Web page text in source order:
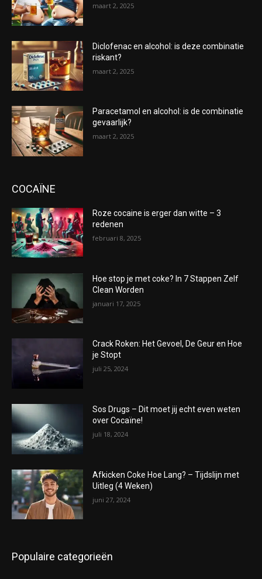
maart 2, 2025
Diclofenac en alcohol: is deze combinatie
riskant?
maart 2, 2025
Paracetamol en alcohol: is de combinatie
gevaarlijk?
maart 2, 2025
COCAÏNE
Roze cocaine is erger dan witte – 3
redenen
februari 8, 2025
Hoe stop je met coke? In 7 Stappen Zelf
Clean Worden
januari 17, 2025
Crack Roken: Het Gevoel, De Geur en Hoe
je Stopt
juli 25, 2024
Sos Drugs – Dit moet jij echt even weten
over Cocaïne!
juli 18, 2024
Afkicken Coke Hoe Lang? – Tijdslijn met
Uitleg (4 Weken)
juni 27, 2024
Populaire categorieën